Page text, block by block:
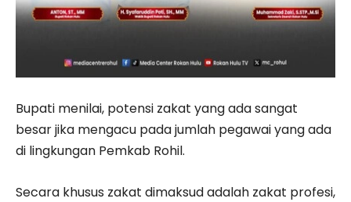
Bupati menilai, potensi zakat yang ada sangat
besar jika mengacu pada jumlah pegawai yang ada
di lingkungan Pemkab Rohil.
Secara khusus zakat dimaksud adalah zakat profesi,